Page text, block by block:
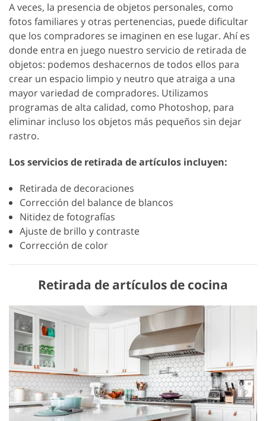
A veces, la presencia de objetos personales, como
fotos familiares y otras pertenencias, puede dificultar
que los compradores se imaginen en ese lugar. Ahí es
donde entra en juego nuestro servicio de retirada de
objetos: podemos deshacernos de todos ellos para
crear un espacio limpio y neutro que atraiga a una
mayor variedad de compradores. Utilizamos
programas de alta calidad, como Photoshop, para
eliminar incluso los objetos más pequeños sin dejar
rastro.
Los servicios de retirada de artículos incluyen:
Retirada de decoraciones
Corrección del balance de blancos
Nitidez de fotografías
Ajuste de brillo y contraste
Corrección de color
Retirada de artículos de cocina